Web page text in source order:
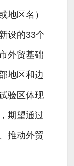
地区名）
设的33个
外贸基础
地区和边
验区体现
期望通过
推动外贸